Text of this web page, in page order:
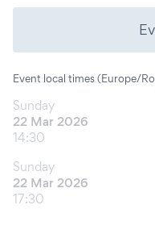
Event local times (Europe/
Sunday
22 Mar 2026
14:30
Sunday
22 Mar 2026
17:30